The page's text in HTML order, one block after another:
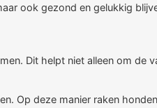
ook gezond en gelukkig
Dit helpt niet alleen om de
Op deze manier raken